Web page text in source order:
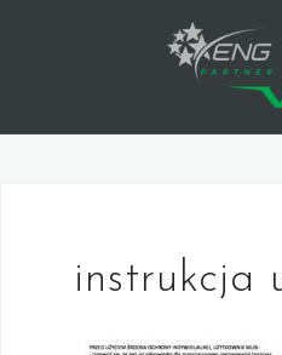
instrukcja